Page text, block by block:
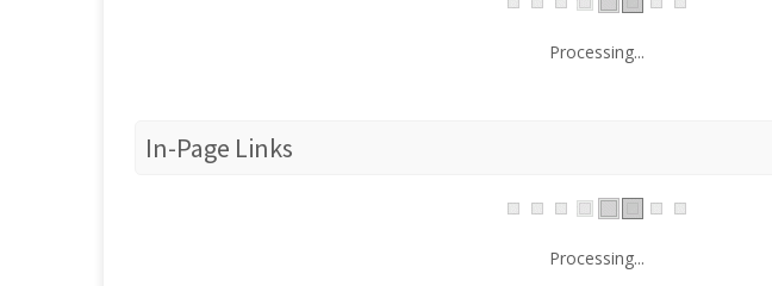
Processing...
In-Page Links
Processing...